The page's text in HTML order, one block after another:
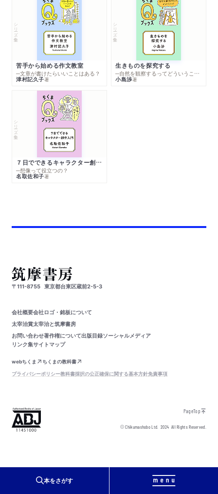
本をさがす
シリーズ・全集
苦手から始める作文教室
─文章が書けたらいいことはある？
津村記久子著
シリーズ・全集
生きものを探究する
─自然を観察するってどういうこと？
小島渉著
シリーズ・全集
７日でできるキャラクター創作入門
─想像って役立つの？
名取佐和子著
〒111-8755 東京都台東区蔵前2-5-3
会社概要会社ロゴ・銘板について
太宰治賞太宰治と筑摩書房
お問い合わせ著作権について出版目録ソーシャルメディア
リンク集サイトマップ
webちくま
ちくまの教科書
プライバシーポリシー教科書採択の公正確保に関する基本方針免責事項
PageTop
© Chikumashobo Ltd.2024 All Rights Reserved.